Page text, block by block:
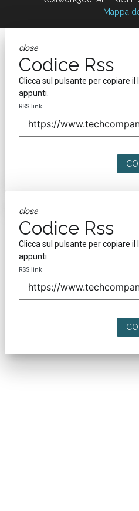
Mappa
close
Codice Rss
Clicca sul pulsante per copiare il
appunti.
RSS link
close
Codice Rss
Clicca sul pulsante per copiare il
appunti.
RSS link